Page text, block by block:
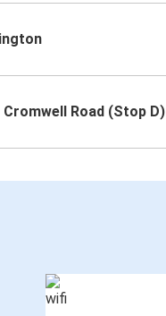
Cromwell Road (Stop D)